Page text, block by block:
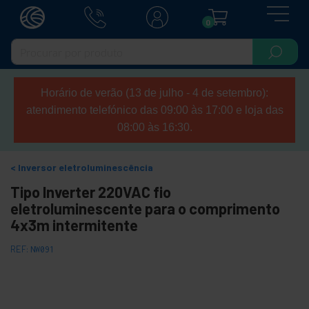
0
Horário de verão (13 de julho - 4 de setembro):
atendimento telefónico das 09:00 às 17:00 e loja das
08:00 às 16:30.
Inversor eletroluminescência
Tipo Inverter 220VAC fio
eletroluminescente para o comprimento
4x3m intermitente
REF: NW091